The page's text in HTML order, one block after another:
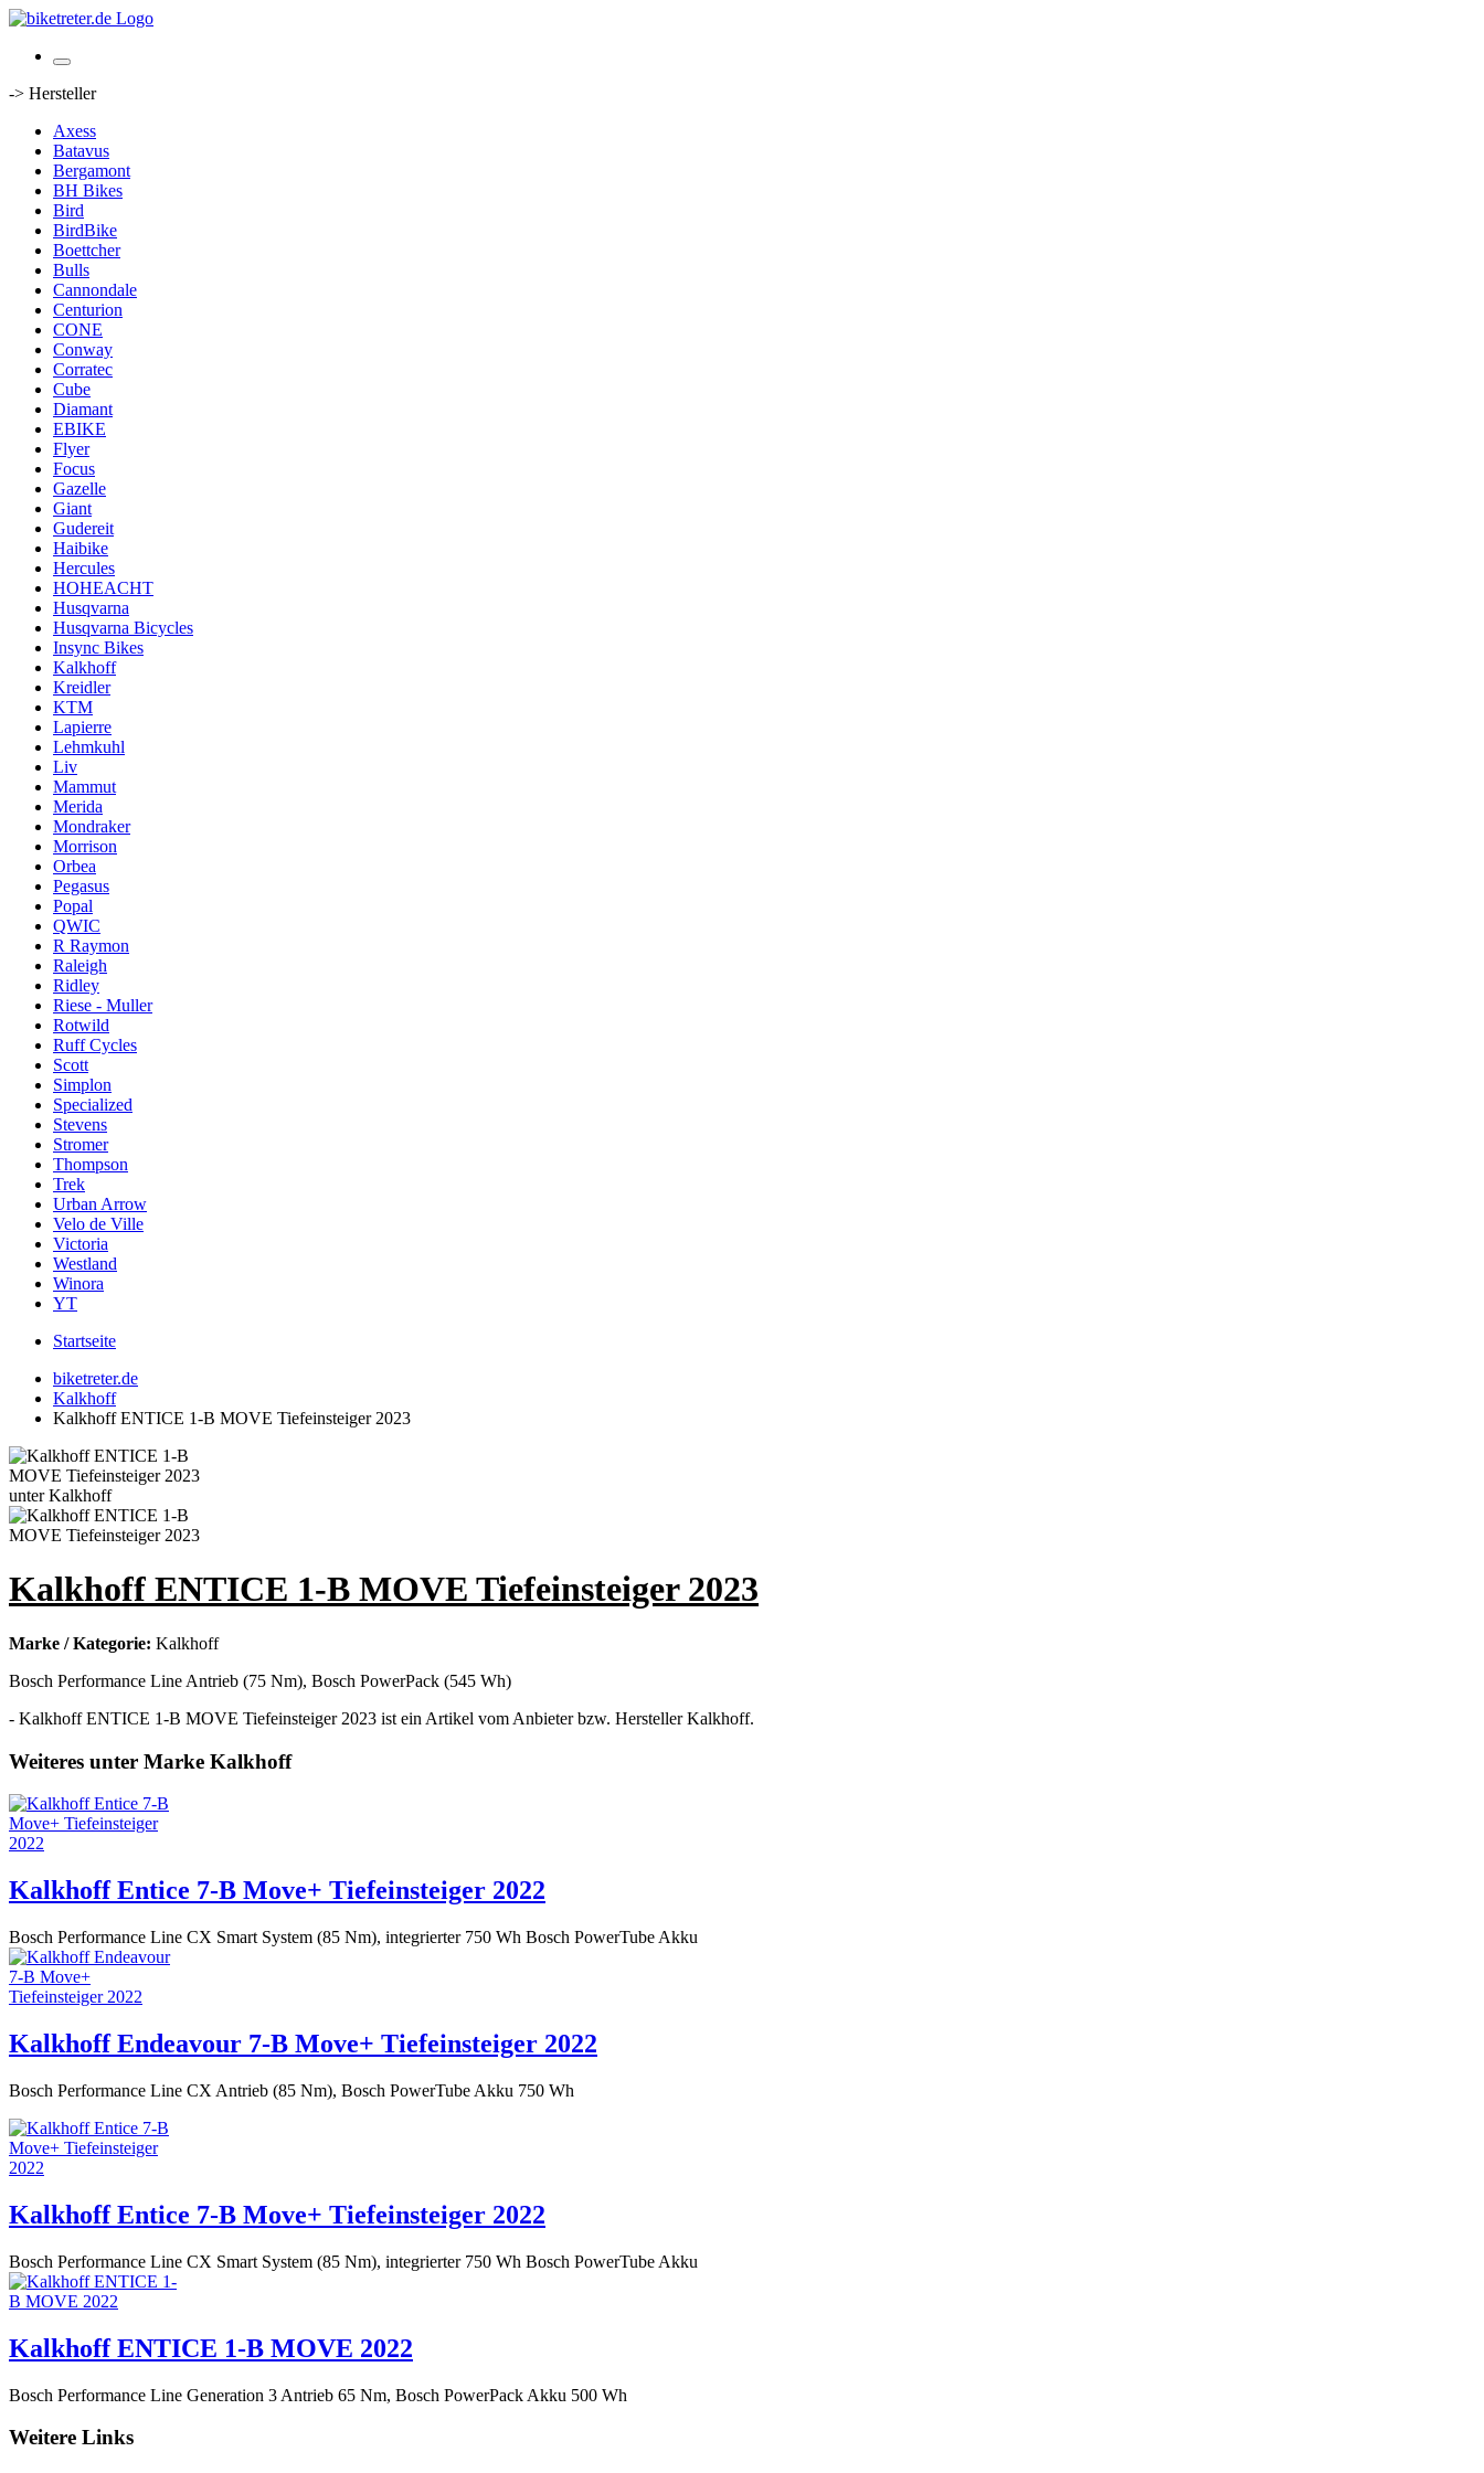
-> Hersteller
Axess
Batavus
Bergamont
BH Bikes
Bird
BirdBike
Boettcher
Bulls
Cannondale
Centurion
CONE
Conway
Corratec
Cube
Diamant
EBIKE
Flyer
Focus
Gazelle
Giant
Gudereit
Haibike
Hercules
HOHEACHT
Husqvarna
Husqvarna Bicycles
Insync Bikes
Kalkhoff
Kreidler
KTM
Lapierre
Lehmkuhl
Liv
Mammut
Merida
Mondraker
Morrison
Orbea
Pegasus
Popal
QWIC
R Raymon
Raleigh
Ridley
Riese - Muller
Rotwild
Ruff Cycles
Scott
Simplon
Specialized
Stevens
Stromer
Thompson
Trek
Urban Arrow
Velo de Ville
Victoria
Westland
Winora
YT
Startseite
biketreter.de
Kalkhoff
Kalkhoff ENTICE 1-B MOVE Tiefeinsteiger 2023
Kalkhoff ENTICE 1-B MOVE Tiefeinsteiger 2023
Marke / Kategorie: Kalkhoff
Bosch Performance Line Antrieb (75 Nm), Bosch PowerPack (545 Wh)
- Kalkhoff ENTICE 1-B MOVE Tiefeinsteiger 2023 ist ein Artikel vom Anbieter bzw. Hersteller Kalkhoff.
Weiteres unter Marke Kalkhoff
Kalkhoff Entice 7-B Move+ Tiefeinsteiger 2022
Bosch Performance Line CX Smart System (85 Nm), integrierter 750 Wh Bosch PowerTube Akku
Kalkhoff Endeavour 7-B Move+ Tiefeinsteiger 2022
Bosch Performance Line CX Antrieb (85 Nm), Bosch PowerTube Akku 750 Wh
Kalkhoff Entice 7-B Move+ Tiefeinsteiger 2022
Bosch Performance Line CX Smart System (85 Nm), integrierter 750 Wh Bosch PowerTube Akku
Kalkhoff ENTICE 1-B MOVE 2022
Bosch Performance Line Generation 3 Antrieb 65 Nm, Bosch PowerPack Akku 500 Wh
Weitere Links